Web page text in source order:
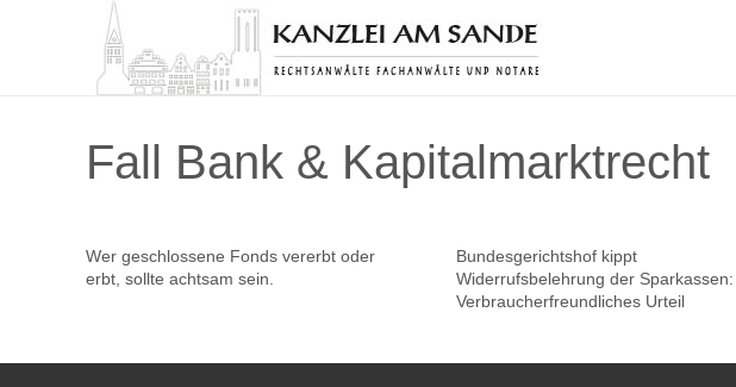
Fall Bank & Kapitalmarktrecht
Wer geschlossene Fonds vererbt oder
erbt, sollte achtsam sein.
Bundesgerichtshof kippt
Widerrufsbelehrung der Sparkassen:
Verbraucherfreundliches Urteil